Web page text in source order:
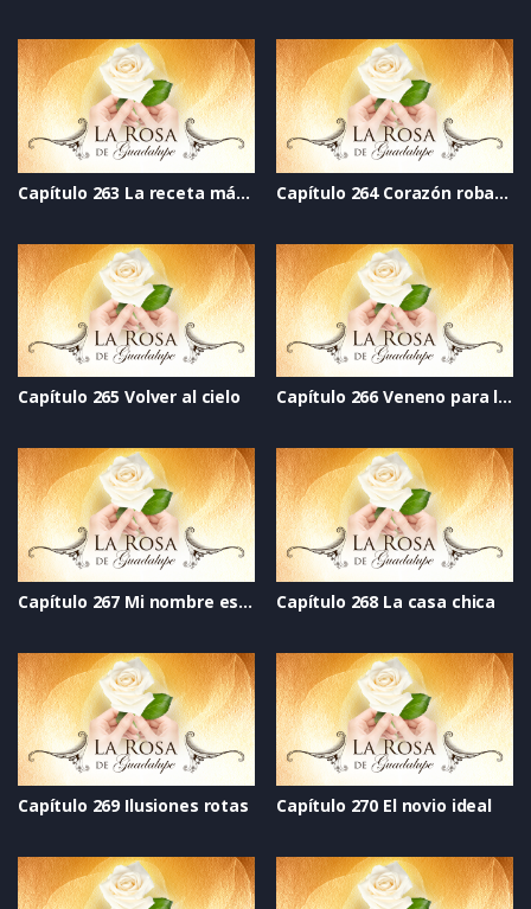
Capítulo 263 La receta mágica Capítulo 264 Corazón robado
Capítulo 265 Volver al cielo Capítulo 266 Veneno para los ogros
Capítulo 267 Mi nombre es Alicia y soy seropositiva Capítulo 268 La casa chica
Capítulo 269 Ilusiones rotas Capítulo 270 El novio ideal